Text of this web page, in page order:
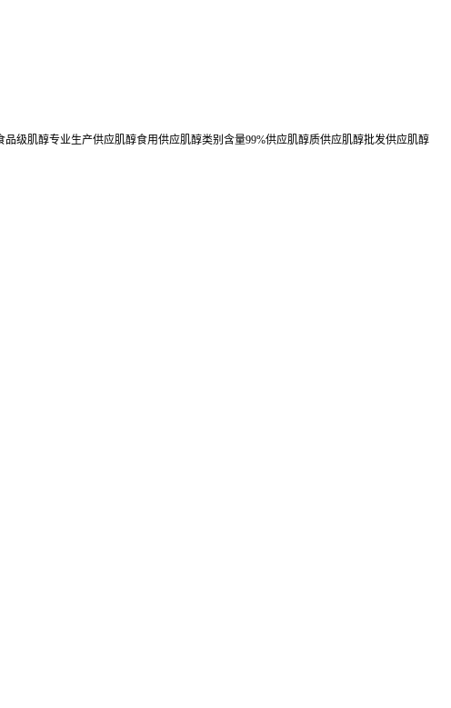
级肌醇专业生产供应肌醇食用供应肌醇类别含量99%供应肌醇质供应肌醇批发供应肌醇